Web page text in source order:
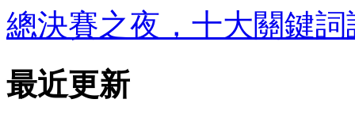
總決賽之夜，十大關鍵
最近更新